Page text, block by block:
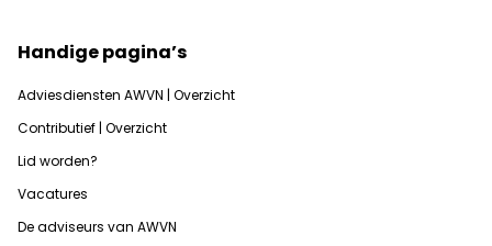
Handige pagina’s
Adviesdiensten AWVN | Overzicht
Contributief | Overzicht
Lid worden?
Vacatures
De adviseurs van AWVN